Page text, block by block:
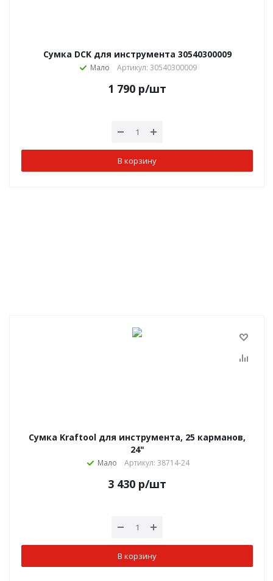
Сумка DCK для инструмента 30540300009
Мало Артикул: 30540300009
1 790 р/шт
В корзину
Сумка Kraftool для инструмента, 25 карманов,
24"
Мало Артикул: 38714-24
3 430 р/шт
В корзину